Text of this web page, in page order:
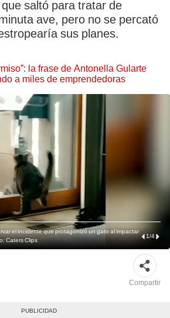
saltó para tratar de
ave, pero no se percató
sus planes.
la frase de Antonella Gularte
a miles de emprendedoras
el incidente que protagonizó un gato al impactar
Caters Clips
1/4
Compartir